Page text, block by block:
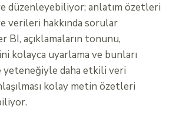
düzenleyebiliyor; anlatım özetleri
verileri hakkında sorular
BI, açıklamaların tonunu,
kolayca uyarlama ve bunları
yeteneğiyle daha etkili veri
kolay metin özetleri